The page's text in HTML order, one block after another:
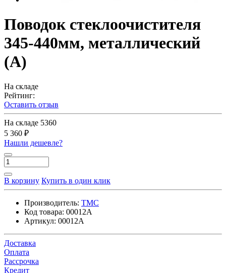
Поводок стеклоочистителя
345-440мм, металлический
(А)
На складе
Рейтинг:
Оставить отзыв
На складе 5360
5 360 ₽
Нашли дешевле?
В корзину Купить в один клик
Производитель: TMC
Код товара: 00012A
Артикул: 00012A
Доставка
Оплата
Рассрочка
Кредит